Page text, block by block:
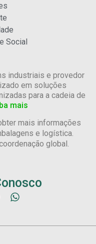
Social
industriais e provedor
em soluções
para a cadeia de
mais
mais informações
e logística.
global.